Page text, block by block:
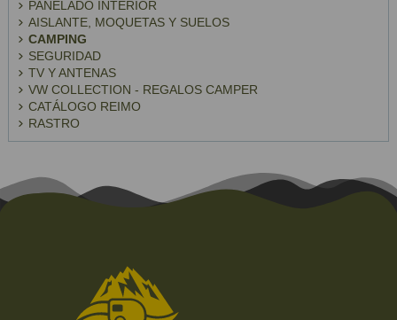
PANELADO INTERIOR
AISLANTE, MOQUETAS Y SUELOS
CAMPING
SEGURIDAD
TV Y ANTENAS
VW COLLECTION - REGALOS CAMPER
CATÁLOGO REIMO
RASTRO